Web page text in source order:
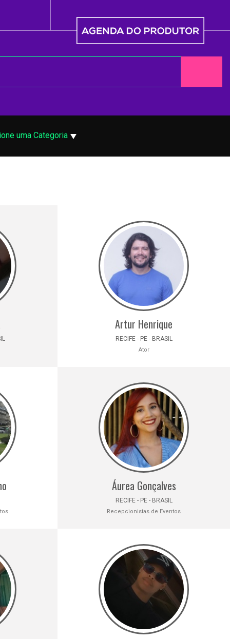
uma Categoria
Artur Henrique
RECIFE - PE - BRASIL
Ator
Áurea Gonçalves
RECIFE - PE - BRASIL
Recepcionistas de Eventos